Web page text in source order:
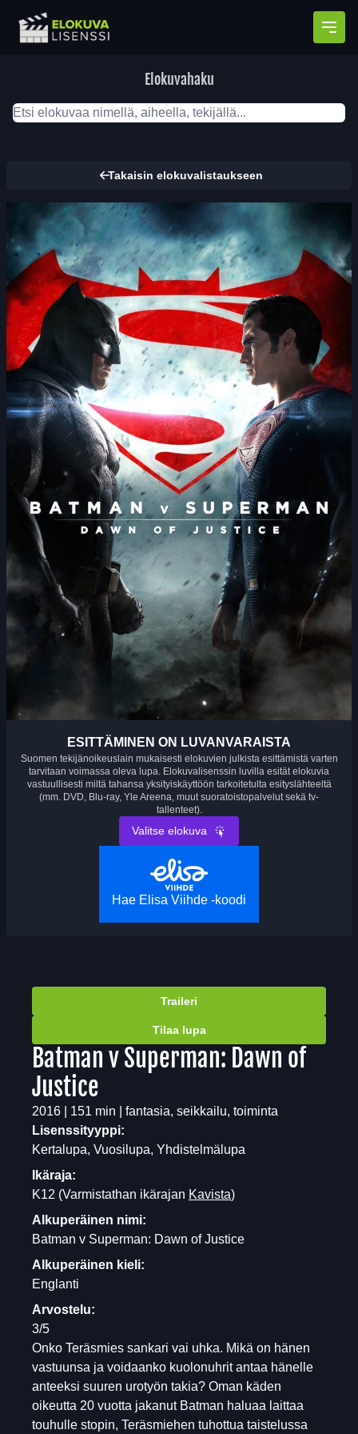
Elokuvahaku
Takaisin elokuvalistaukseen
ESITTÄMINEN ON LUVANVARAISTA
Suomen tekijänoikeuslain mukaisesti elokuvien julkista esittämistä varten
tarvitaan voimassa oleva lupa. Elokuvalisenssin luvilla esität elokuvia
vastuullisesti miltä tahansa yksityiskäyttöön tarkoitetulta esityslähteeltä
(mm. DVD, Blu-ray, Yle Areena, muut suoratoistopalvelut sekä tv-
tallenteet).
Valitse elokuva
Hae Elisa Viihde -koodi
Traileri
Tilaa lupa
Batman v Superman: Dawn of
Justice
2016 | 151 min | fantasia, seikkailu, toiminta
Lisenssityyppi:
Kertalupa, Vuosilupa, Yhdistelmälupa
Ikäraja:
K12 (Varmistathan ikärajan Kavista)
Alkuperäinen nimi:
Batman v Superman: Dawn of Justice
Alkuperäinen kieli:
Englanti
Arvostelu:
3/5
Onko Teräsmies sankari vai uhka. Mikä on hänen
vastuunsa ja voidaanko kuolonuhrit antaa hänelle
anteeksi suuren urotyön takia? Oman käden
oikeutta 20 vuotta jakanut Batman haluaa laittaa
touhulle stopin, Teräsmiehen tuhottua taistelussa